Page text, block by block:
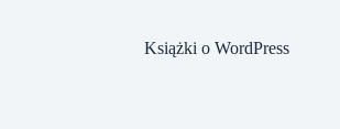
Książki o WordPress